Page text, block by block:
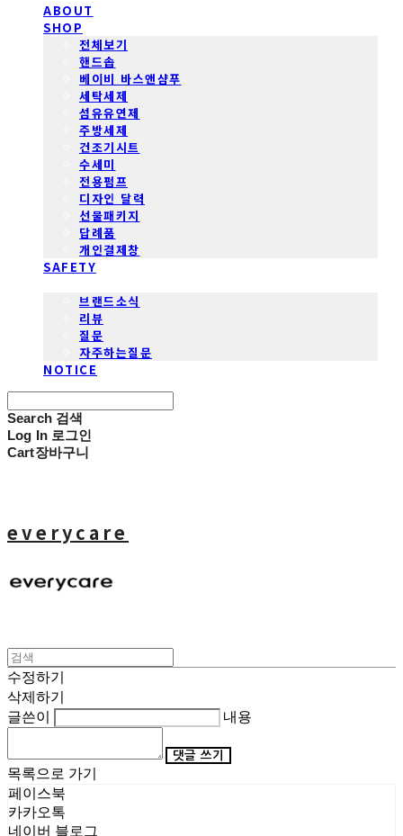
ABOUT
SHOP
전체보기
핸드솝
베이비 바스앤샴푸
세탁세제
섬유유연제
주방세제
건조기시트
수세미
전용펌프
디자인 달력
선물패키지
답례품
개인결제창
SAFETY
브랜드소식
리뷰
질문
자주하는질문
NOTICE
Search 검색
Log In 로그인
Cart장바구니
everycare
수정하기
삭제하기
글쓴이
내용
댓글 쓰기
목록으로 가기
페이스북
카카오톡
네이버 블로그